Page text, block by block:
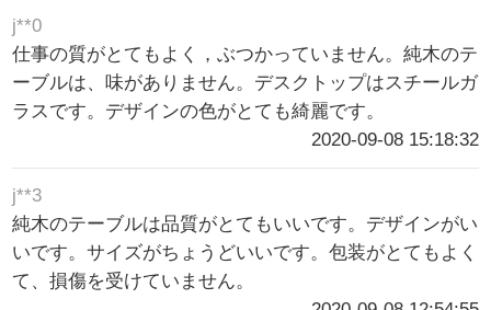
j**0
仕事の質がとてもよく，ぶつかっていません。純木のテ
ーブルは、味がありません。デスクトップはスチールガ
ラスです。デザインの色がとても綺麗です。
2020-09-08 15:18:32
j**3
純木のテーブルは品質がとてもいいです。デザインがい
いです。サイズがちょうどいいです。包装がとてもよく
て、損傷を受けていません。